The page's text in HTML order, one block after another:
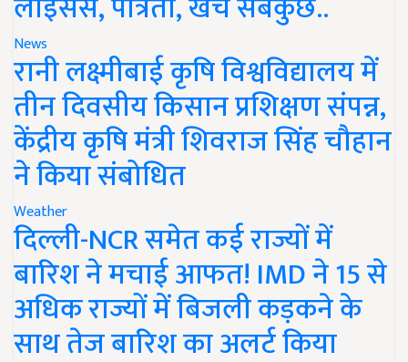
News
रानी लक्ष्मीबाई कृषि विश्वविद्यालय में
तीन दिवसीय किसान प्रशिक्षण संपन्न,
केंद्रीय कृषि मंत्री शिवराज सिंह चौहान
ने किया संबोधित
Weather
दिल्ली-NCR समेत कई राज्यों में
बारिश ने मचाई आफत! IMD ने 15 से
अधिक राज्यों में बिजली कड़कने के
साथ तेज बारिश का अलर्ट किया